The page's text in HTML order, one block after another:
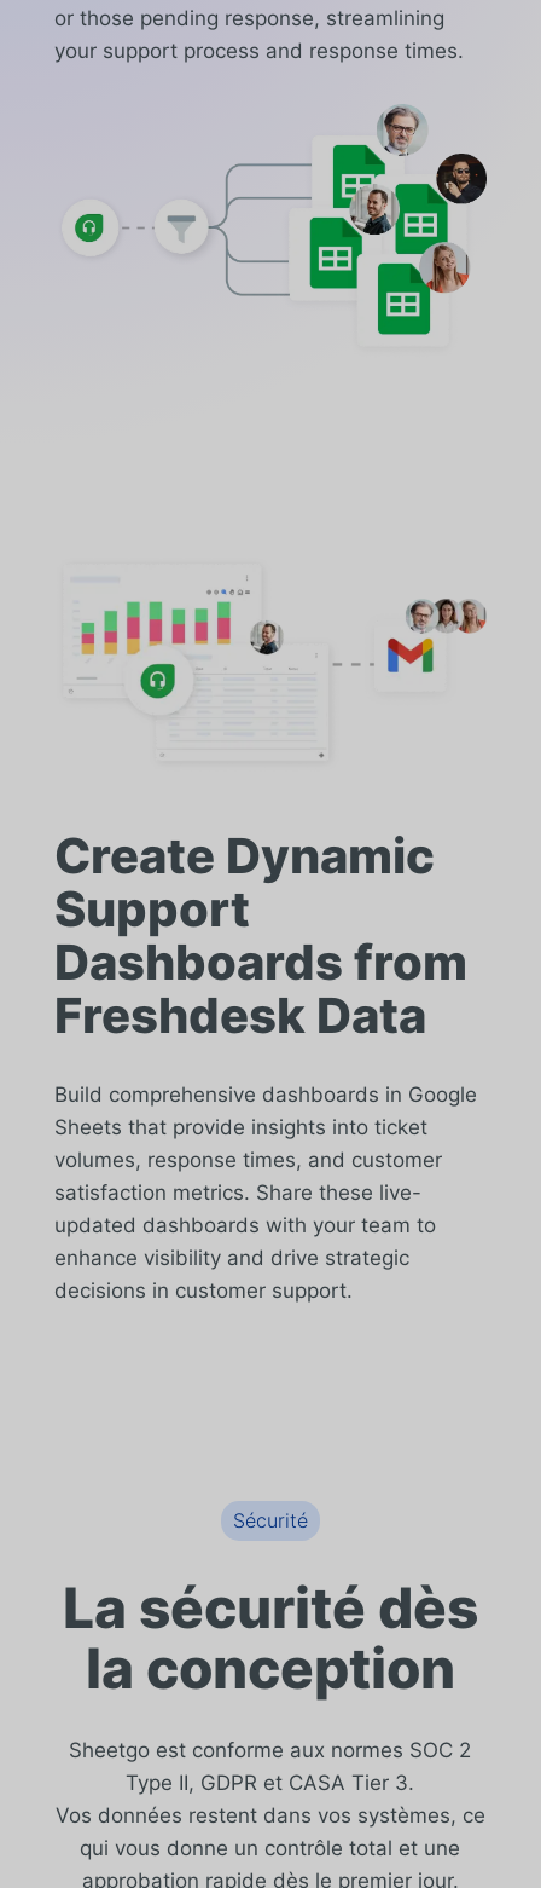
or those pending response, streamlining
your support process and response times.
Create Dynamic
Support
Dashboards from
Freshdesk Data
Build comprehensive dashboards in Google
Sheets that provide insights into ticket
volumes, response times, and customer
satisfaction metrics. Share these live-
updated dashboards with your team to
enhance visibility and drive strategic
decisions in customer support.
Sécurité
La sécurité dès
la conception
Sheetgo est conforme aux normes SOC 2
Type II, GDPR et CASA Tier 3.
Vos données restent dans vos systèmes, ce
qui vous donne un contrôle total et une
approbation rapide dès le premier jour.